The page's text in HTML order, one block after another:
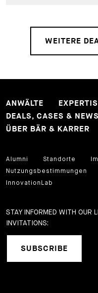
WEITERE
ANWÄLTE
DEALS, CASES & NEWS
ÜBER BÄR & KARRER
Alumni Standorte
Nutzungsbestimmungen
InnovationLab
STAY INFORMED WITH OUR
INVITATIONS:
SUBSCRIBE